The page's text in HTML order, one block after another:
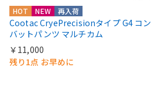
HOT NEW 再入荷
Cootac CryePrecisionタイプ G4 コン
バットパンツ マルチカム
￥11,000
残り1点 お早めに